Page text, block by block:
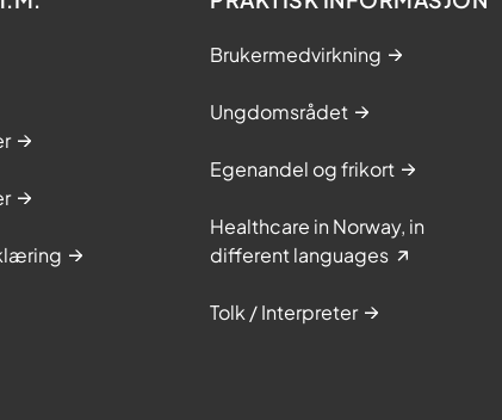
Brukermedvirkning
Ungdomsrådet
Egenandel og frikort
Healthcare in Norway, in
different languages
Tolk / Interpreter